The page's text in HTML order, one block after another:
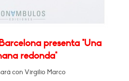
presenta "Una
redonda"
con Virgilio Marco